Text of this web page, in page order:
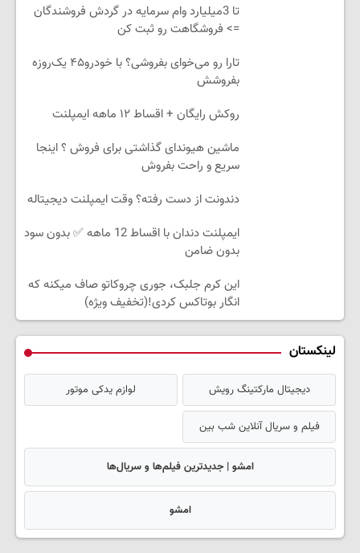
تا 3میلیارد وام سرمایه در گردش فروشندگان
=> فروشگاهت رو ثبت کن
تارا رو می‌خوای بفروشی؟ با خودرو۴۵ یک‌روزه
بفروشش
روکش رایگان + اقساط ۱۲ ماهه ایمپلنت
ماشین هیوندای گذاشتی برای فروش ؟ اینجا
سریع و راحت بفروش
دندونت از دست رفته؟ وقت ایمپلنت دیجیتاله
ایمپلنت دندان با اقساط 12 ماهه ✅ بدون سود
بدون ضامن
این کرم جلبک، جوری چروکاتو صاف میکنه که
انگار بوتاکس کردی!(تخفیف ویژه)
لینکستان
دیجیتال مارکتینگ رویش لوازم یدکی موتور
فیلم و سریال آنلاین شب بین
امشو | جدیدترین فیلم‌ها و سریال‌ها
امشو